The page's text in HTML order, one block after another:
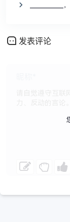
发表评论